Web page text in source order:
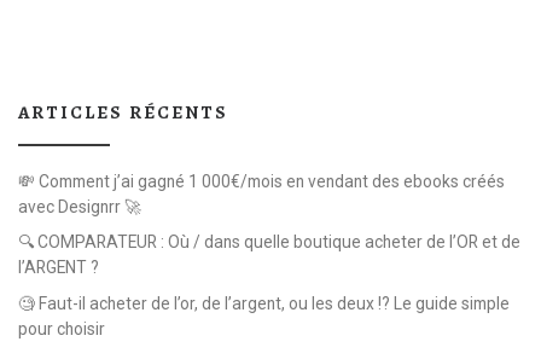
ARTICLES RÉCENTS
💸 Comment j’ai gagné 1 000€/mois en vendant des ebooks créés
avec Designrr 🚀
🔍 COMPARATEUR : Où / dans quelle boutique acheter de l’OR et de
l’ARGENT ?
🧐 Faut-il acheter de l’or, de l’argent, ou les deux !? Le guide simple
pour choisir